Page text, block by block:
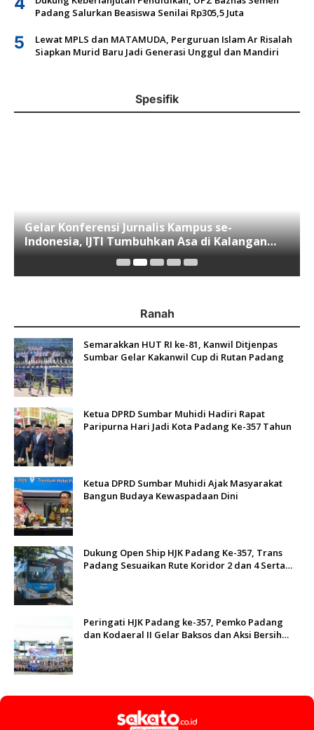
Padang Salurkan Beasiswa Senilai Rp305,5 Juta
5
Lewat MPLS dan MATAMUDA, Perguruan Islam Ar Risalah
Siapkan Murid Baru Jadi Generasi Unggul dan Mandiri
Spesifik
Gelar Konferensi Jurnalis Kampus se-
Indonesia, IJTI Tumbuhkan Asa di Kalangan
Jurnalis Muda di Era Disruspi Digital
Ranah
Semarakkan HUT RI ke-81, Kanwil Ditjenpas
Sumbar Gelar Kakanwil Cup di Rutan Padang
Ketua DPRD Sumbar Muhidi Hadiri Rapat
Paripurna Hari Jadi Kota Padang Ke-357 Tahun
Ketua DPRD Sumbar Muhidi Ajak Masyarakat
Bangun Budaya Kewaspadaan Dini
Dukung Open Ship HJK Padang Ke-357, Trans
Padang Sesuaikan Rute Koridor 2 dan 4 Serta
Peringati HJK Padang ke-357, Pemko Padang
dan Kodaeral II Gelar Baksos dan Aksi Bersih